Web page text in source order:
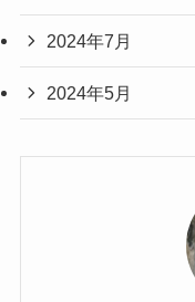
2024年7月
2024年5月